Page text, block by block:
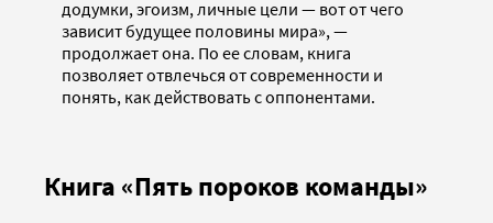
додумки, эгоизм, личные цели — вот от чего
зависит будущее половины мира», —
продолжает она. По ее словам, книга
позволяет отвлечься от современности и
понять, как действовать с оппонентами.
Книга «Пять пороков команды»